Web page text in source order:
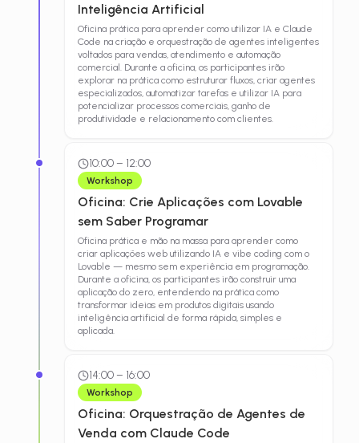
Inteligência Artificial
Oficina prática para aprender como utilizar IA e Claude
Code na criação e orquestração de agentes inteligentes
voltados para vendas, atendimento e automação
comercial. Durante a oficina, os participantes irão
explorar na prática como estruturar fluxos, criar agentes
especializados, automatizar tarefas e utilizar IA para
potencializar processos comerciais, ganho de
produtividade e relacionamento com clientes.
10:00 – 12:00
Workshop
Oficina: Crie Aplicações com Lovable
sem Saber Programar
Oficina prática e mão na massa para aprender como
criar aplicações web utilizando IA e vibe coding com o
Lovable — mesmo sem experiência em programação.
Durante a oficina, os participantes irão construir uma
aplicação do zero, entendendo na prática como
transformar ideias em produtos digitais usando
inteligência artificial de forma rápida, simples e
aplicada.
14:00 – 16:00
Workshop
Oficina: Orquestração de Agentes de
Venda com Claude Code